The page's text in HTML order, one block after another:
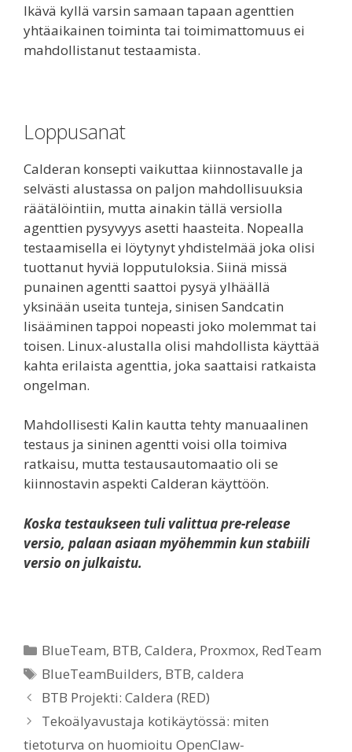
Ikävä kyllä varsin samaan tapaan agenttien
yhtäaikainen toiminta tai toimimattomuus ei
mahdollistanut testaamista.
Loppusanat
Calderan konsepti vaikuttaa kiinnostavalle ja
selvästi alustassa on paljon mahdollisuuksia
räätälöintiin, mutta ainakin tällä versiolla
agenttien pysyvyys asetti haasteita. Nopealla
testaamisella ei löytynyt yhdistelmää joka olisi
tuottanut hyviä lopputuloksia. Siinä missä
punainen agentti saattoi pysyä ylhäällä
yksinään useita tunteja, sinisen Sandcatin
lisääminen tappoi nopeasti joko molemmat tai
toisen. Linux-alustalla olisi mahdollista käyttää
kahta erilaista agenttia, joka saattaisi ratkaista
ongelman.
Mahdollisesti Kalin kautta tehty manuaalinen
testaus ja sininen agentti voisi olla toimiva
ratkaisu, mutta testausautomaatio oli se
kiinnostavin aspekti Calderan käyttöön.
Koska testaukseen tuli valittua pre-release
versio, palaan asiaan myöhemmin kun stabiili
versio on julkaistu.
Categories
BlueTeam, BTB,Caldera, Proxmox, RedTeam
Tags
BlueTeamBuilders, BTB,caldera
BTB Projekti: Caldera (RED)
Tekoälyavustaja kotikäytössä: miten
tietoturva on huomioitu OpenClaw-